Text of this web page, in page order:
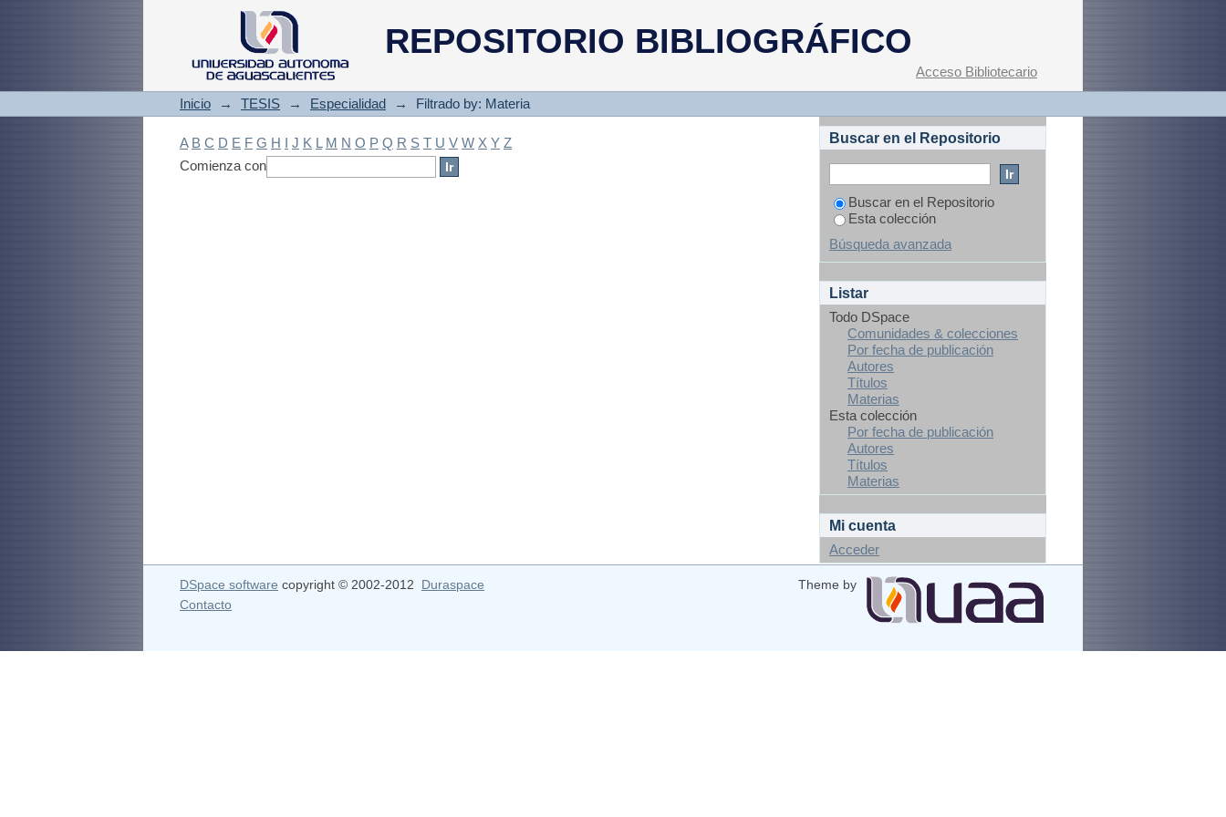
REPOSITORIO BIBLIOGRÁFICO
Filtrado by: Materia
Acceso Bibliotecario
Inicio → TESIS → Especialidad → Filtrado by: Materia
A B C D E F G H I J K L M N O P Q R S T U V W X Y Z
Comienza con
Buscar en el Repositorio
Buscar en el Repositorio
Esta colección
Búsqueda avanzada
Listar
Todo DSpace
Comunidades & colecciones
Por fecha de publicación
Autores
Títulos
Materias
Esta colección
Por fecha de publicación
Autores
Títulos
Materias
Mi cuenta
Acceder
DSpace software copyright © 2002-2012 Duraspace
Theme by
Contacto